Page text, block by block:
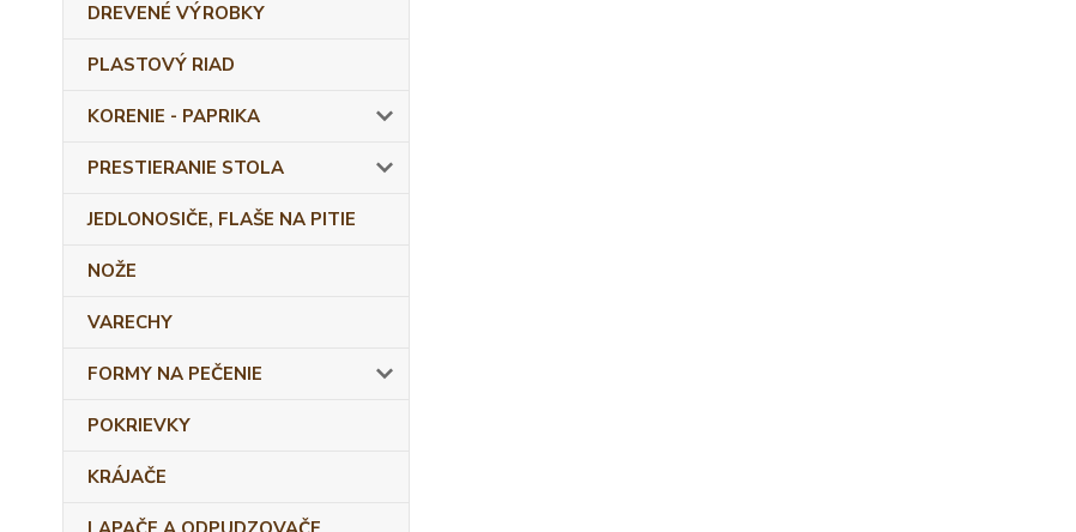
DREVENÉ VÝROBKY
PLASTOVÝ RIAD
KORENIE - PAPRIKA
PRESTIERANIE STOLA
JEDLONOSIČE, FLAŠE NA PITIE
NOŽE
VARECHY
FORMY NA PEČENIE
POKRIEVKY
KRÁJAČE